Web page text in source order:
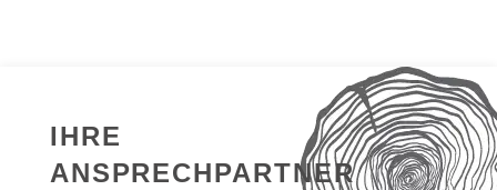
IHRE
ANSPRECHPARTNER